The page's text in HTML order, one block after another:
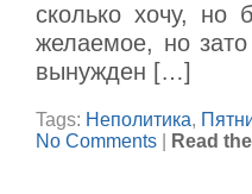
сколько хочу, но
желаемое, но
вынужден […]
Tags: Неполитика,
No Comments
Read